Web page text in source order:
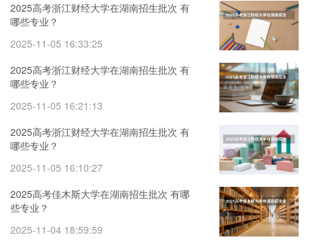
2025高考浙江财经大学在湖南招生批次 有
哪些专业？
2025-11-05 16:33:25
2025高考浙江财经大学在湖南招生批次 有
哪些专业？
2025-11-05 16:21:13
2025高考浙江财经大学在湖南招生批次 有
哪些专业？
2025-11-05 16:10:27
2025高考佳木斯大学在湖南招生批次 有哪
些专业？
2025-11-04 18:59:59